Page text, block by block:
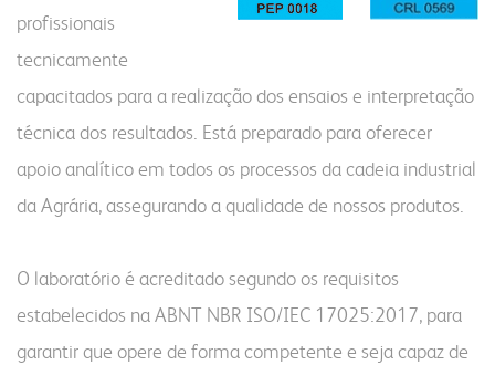
profissionais
tecnicamente
capacitados para a realização dos ensaios e interpretação
técnica dos resultados. Está preparado para oferecer
apoio analítico em todos os processos da cadeia industrial
da Agrária, assegurando a qualidade de nossos produtos.
O laboratório é acreditado segundo os requisitos
estabelecidos na ABNT NBR ISO/IEC 17025:2017, para
garantir que opere de forma competente e seja capaz de